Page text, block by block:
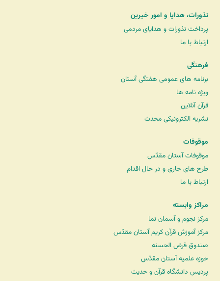
نذورات، هدایا و امور خیرین
پرداخت نذورات و هدایای مردمی
ارتباط با ما
فرهنگی
برنامه های عمومی هفتگی آستان
ویژه نامه ها
قرآن آنلاین
نشریه الکترونیکی محدث
موقوفات
موقوفات آستان مقدّس
طرح های جاری و در حال اقدام
ارتباط با ما
مراکز وابسته
مرکز نجوم و آسمان نما
مرکز آموزش قرآن کریم آستان مقدّس
صندوق قرض الحسنه
حوزه علمیه آستان مقدّس
پردیس دانشگاه قرآن و حدیث